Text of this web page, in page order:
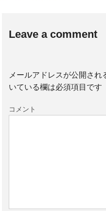
Leave a comment
メールアドレスが公開され
いている欄は必須項目です
コメント